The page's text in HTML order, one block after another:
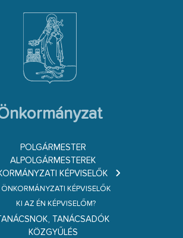
POLGÁRMESTER
ALPOLGÁRMESTEREK
KÉPVISELŐK
ÖNKORMÁNYZATI KÉPVISELŐK
KI AZ ÉN KÉPVISELŐM?
TANÁCSADÓK
KÖZGYŰLÉS